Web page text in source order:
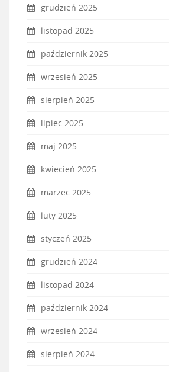
grudzień 2025
listopad 2025
październik 2025
wrzesień 2025
sierpień 2025
lipiec 2025
maj 2025
kwiecień 2025
marzec 2025
luty 2025
styczeń 2025
grudzień 2024
listopad 2024
październik 2024
wrzesień 2024
sierpień 2024